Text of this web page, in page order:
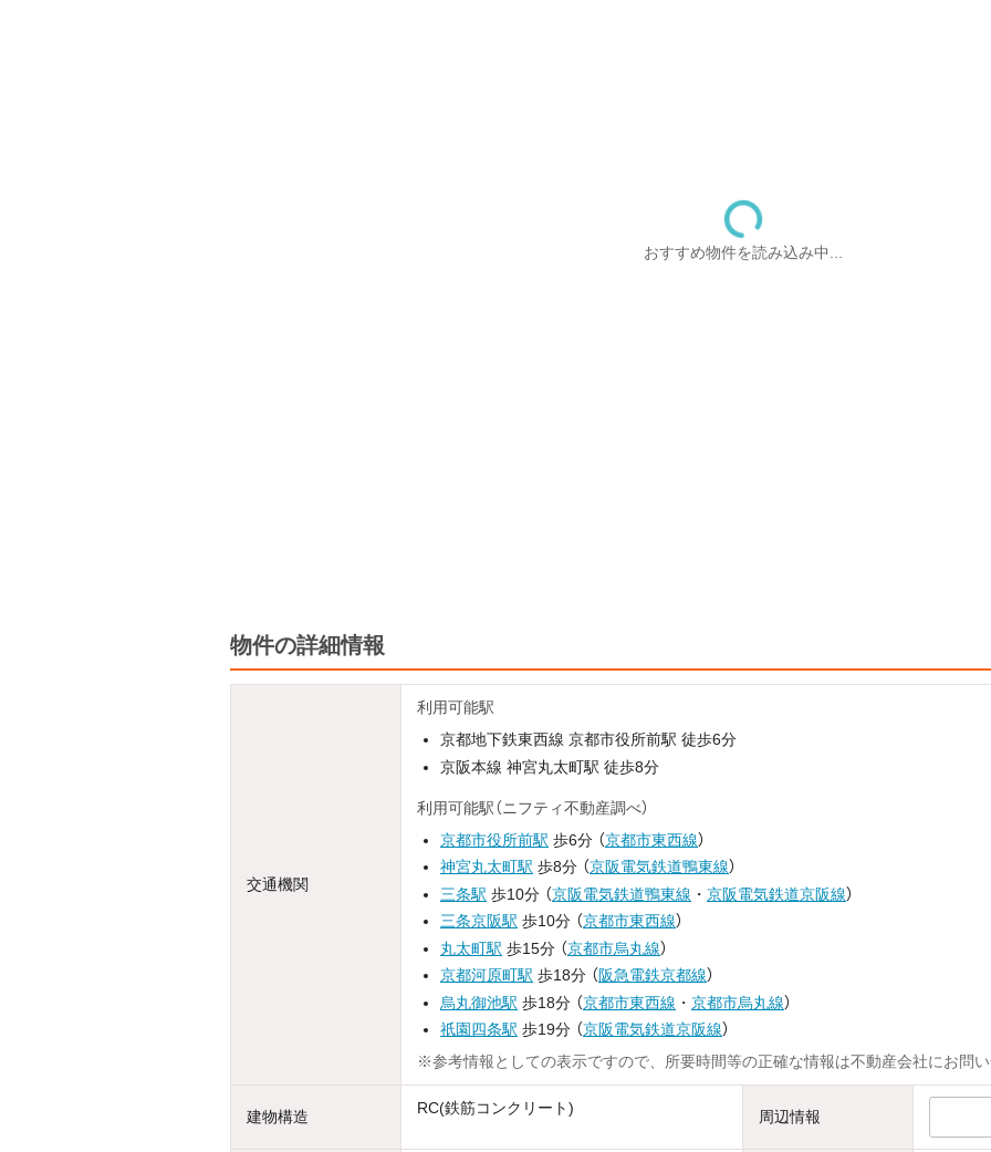
おすすめ物件を読み込み中...
物件の詳細情報
交通機関
利用可能駅
京都地下鉄東西線 京都市役所前駅 徒歩6分
京阪本線 神宮丸太町駅 徒歩8分
利用可能駅（ニフティ不動産調べ）
京都市役所前駅 歩6分 （京都市東西線）
神宮丸太町駅 歩8分 （京阪電気鉄道鴨東線）
三条駅 歩10分 （京阪電気鉄道鴨東線 ・ 京阪電気鉄道京阪線）
三条京阪駅 歩10分 （京都市東西線）
丸太町駅 歩15分 （京都市烏丸線）
京都河原町駅 歩18分 （阪急電鉄京都線）
烏丸御池駅 歩18分 （京都市東西線 ・ 京都市烏丸線）
祇園四条駅 歩19分 （京阪電気鉄道京阪線）
※参考情報としての表示ですので、所要時間等の正確な情報は不動産会社にお問い
建物構造 RC(鉄筋コンクリート) 周辺情報